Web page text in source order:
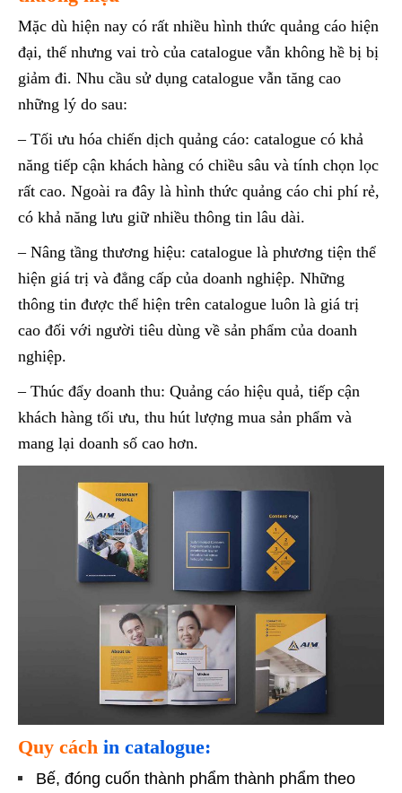
Mặc dù hiện nay có rất nhiều hình thức quảng cáo hiện
đại, thế nhưng vai trò của catalogue vẫn không hề bị bị
giảm đi. Nhu cầu sử dụng catalogue vẫn tăng cao
những lý do sau:
– Tối ưu hóa chiến dịch quảng cáo: catalogue có khả
năng tiếp cận khách hàng có chiều sâu và tính chọn lọc
rất cao. Ngoài ra đây là hình thức quảng cáo chi phí rẻ,
có khả năng lưu giữ nhiều thông tin lâu dài.
– Nâng tầng thương hiệu: catalogue là phương tiện thể
hiện giá trị và đẳng cấp của doanh nghiệp. Những
thông tin được thể hiện trên catalogue luôn là giá trị
cao đối với người tiêu dùng về sản phẩm của doanh
nghiệp.
– Thúc đẩy doanh thu: Quảng cáo hiệu quả, tiếp cận
khách hàng tối ưu, thu hút lượng mua sản phẩm và
mang lại doanh số cao hơn.
Quy cách in catalogue:
Bế, đóng cuốn thành phẩm thành phẩm theo